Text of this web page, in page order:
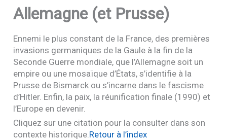
Allemagne (et Prusse)
Ennemi le plus constant de la France, des premières
invasions germaniques de la Gaule à la fin de la
Seconde Guerre mondiale, que l’Allemagne soit un
empire ou une mosaïque d’États, s’identifie à la
Prusse de Bismarck ou s’incarne dans le fascisme
d’Hitler. Enfin, la paix, la réunification finale (1990) et
l’Europe en devenir.
Cliquez sur une citation pour la consulter dans son
contexte historique. Retour à l’index